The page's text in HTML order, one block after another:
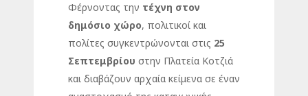
Φέρνοντας την τέχνη στον
δημόσιο χώρο, πολιτικοί και
πολίτες συγκεντρώνονται στις 25
Σεπτεμβρίου στην Πλατεία Κοτζιά
και διαβάζουν αρχαία κείμενα σε έναν